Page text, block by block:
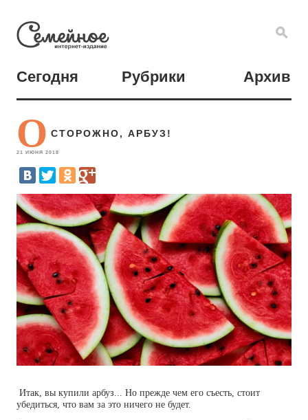
Сегодня Рубрики Архив
О СТОРОЖНО, АРБУЗ!
21 ИЮНЯ 2018
Итак, вы купили арбуз... Но прежде чем его съесть, стоит
убедиться, что вам за это ничего не будет.